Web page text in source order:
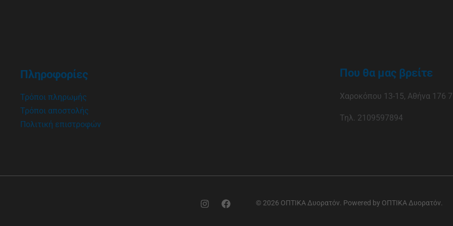
Πληροφορίες
Τρόποι πληρωμής
Τρόποι αποστολής
Πολιτική επιστροφών
Που θα μας βρείτε
Χαροκόπου 13-15, Αθήνα 176
Τηλ. 2109597894
© 2026 ΟΠΤΙΚΑ Δυορατόν. Powered by ΟΠΤΙΚΑ Δυορατόν.